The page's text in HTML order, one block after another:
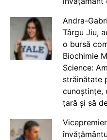
Andra-
Târgu Jiu,
o bursă
Biochimie
Science:
străinătate
cunoștințe,
țară și să